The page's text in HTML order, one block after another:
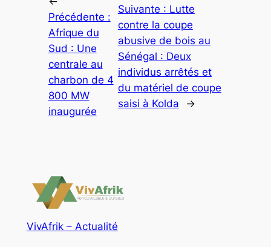
Précédente :
Afrique du
Sud : Une
centrale au
charbon de 4
800 MW
inaugurée
Suivante : Lutte
contre la coupe
abusive de bois au
Sénégal : Deux
individus arrêtés et
du matériel de coupe
saisi à Kolda
→
VivAfrik – Actualité